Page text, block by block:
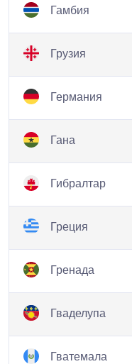
Гамбия
Грузия
Германия
Гана
Гибралтар
Греция
Гренада
Гваделупа
Гватемала